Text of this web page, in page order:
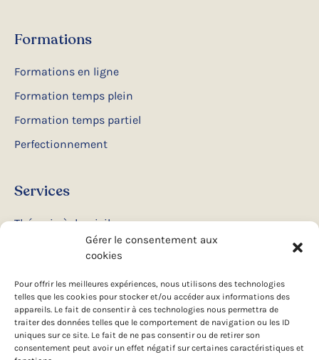
Gérer le consentement aux
cookies
Pour offrir les meilleures expériences, nous utilisons des technologies
telles que les cookies pour stocker et/ou accéder aux informations des
appareils. Le fait de consentir à ces technologies nous permettra de
traiter des données telles que le comportement de navigation ou les ID
uniques sur ce site. Le fait de ne pas consentir ou de retirer son
consentement peut avoir un effet négatif sur certaines caractéristiques et
Formations
Formations en ligne
Formation temps plein
Formation temps partiel
Perfectionnement
Services
Thérapie à domicile
Ateliers et conférences
Suivez-nous
Facebook